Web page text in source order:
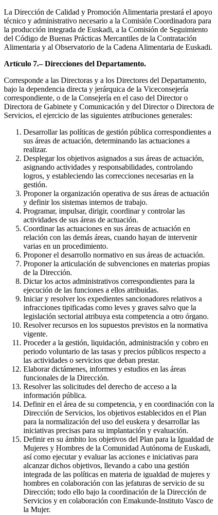
La Dirección de Calidad y Promoción Alimentaria prestará el apoyo
técnico y administrativo necesario a la Comisión Coordinadora para
la producción integrada de Euskadi, a la Comisión de Seguimiento
del Código de Buenas Prácticas Mercantiles de la Contratación
Alimentaria y al Observatorio de la Cadena Alimentaria de Euskadi.
Artículo 7.– Direcciones del Departamento.
Corresponde a las Directoras y a los Directores del Departamento,
bajo la dependencia directa y jerárquica de la Viceconsejería
correspondiente, o de la Consejería en el caso del Director o
Directora de Gabinete y Comunicación y del Director o Directora de
Servicios, el ejercicio de las siguientes atribuciones generales:
Desarrollar las políticas de gestión pública correspondientes a
sus áreas de actuación, determinando las actuaciones a
realizar.
Desplegar los objetivos asignados a sus áreas de actuación,
asignando actividades y responsabilidades, controlando
logros, y estableciendo las correcciones necesarias en la
gestión.
Proponer la organización operativa de sus áreas de actuación
y definir los sistemas internos de trabajo.
Programar, impulsar, dirigir, coordinar y controlar las
actividades de sus áreas de actuación.
Coordinar las actuaciones en sus áreas de actuación en
relación con las demás áreas, cuando hayan de intervenir
varias en un procedimiento.
Proponer el desarrollo normativo en sus áreas de actuación.
Proponer la articulación de subvenciones en materias propias
de la Dirección.
Dictar los actos administrativos correspondientes para la
ejecución de las funciones a ellos atribuidas.
Iniciar y resolver los expedientes sancionadores relativos a
infracciones tipificadas como leves y graves salvo que la
legislación sectorial atribuya esta competencia a otro órgano.
Resolver recursos en los supuestos previstos en la normativa
vigente.
Proceder a la gestión, liquidación, administración y cobro en
periodo voluntario de las tasas y precios públicos respecto a
las actividades o servicios que deban prestar.
Elaborar dictámenes, informes y estudios en las áreas
funcionales de la Dirección.
Resolver las solicitudes del derecho de acceso a la
información pública.
Definir en el área de su competencia, y en coordinación con la
Dirección de Servicios, los objetivos establecidos en el Plan
para la normalización del uso del euskera y desarrollar las
iniciativas precisas para su implantación y evaluación.
Definir en su ámbito los objetivos del Plan para la Igualdad de
Mujeres y Hombres de la Comunidad Autónoma de Euskadi,
así como ejecutar y evaluar las acciones e iniciativas para
alcanzar dichos objetivos, llevando a cabo una gestión
integrada de las políticas en materia de igualdad de mujeres y
hombres en colaboración con las jefaturas de servicio de su
Dirección; todo ello bajo la coordinación de la Dirección de
Servicios y en colaboración con Emakunde-Instituto Vasco de
la Mujer.